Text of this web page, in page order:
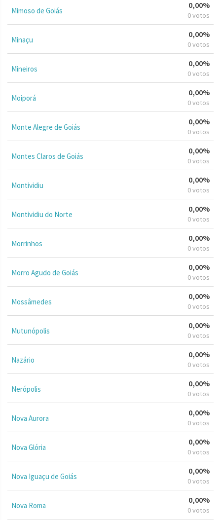
Mimoso de Goiás
0,00%
0 votos
Minaçu
0,00%
0 votos
Mineiros
0,00%
0 votos
Moiporá
0,00%
0 votos
Monte Alegre de Goiás
0,00%
0 votos
Montes Claros de Goiás
0,00%
0 votos
Montividiu
0,00%
0 votos
Montividiu do Norte
0,00%
0 votos
Morrinhos
0,00%
0 votos
Morro Agudo de Goiás
0,00%
0 votos
Mossâmedes
0,00%
0 votos
Mutunópolis
0,00%
0 votos
Nazário
0,00%
0 votos
Nerópolis
0,00%
0 votos
Nova Aurora
0,00%
0 votos
Nova Glória
0,00%
0 votos
Nova Iguaçu de Goiás
0,00%
0 votos
Nova Roma
0,00%
0 votos